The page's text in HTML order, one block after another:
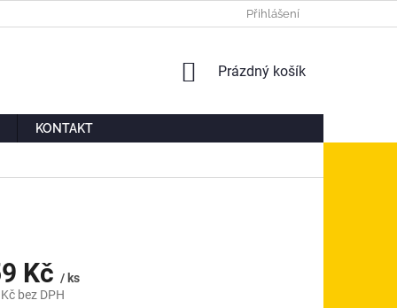
Přihlášení
NÁKUPNÍ
Prázdný košík
KONTAKT
Kč / ks
bez DPH